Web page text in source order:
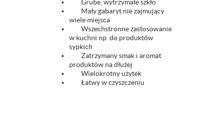
Grube, wytrzymałe szkło
Mały gabaryt nie zajmujący
wiele miejsca
Wszechstronne zastosowanie
w kuchni np. do produktów
sypkich
Zatrzymany smak i aromat
produktów na dłużej
Wielokrotny użytek
Łatwy w czyszczeniu